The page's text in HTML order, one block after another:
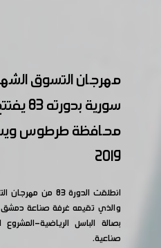
مهرجان التسوق
سورية
2019
انطلقت الدورة
والذي تقيمه غرفة صناعة
صناعية.